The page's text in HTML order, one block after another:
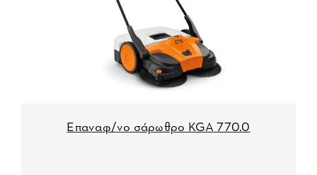
Επαναφ/νο σάρωθρο KGA 770.0